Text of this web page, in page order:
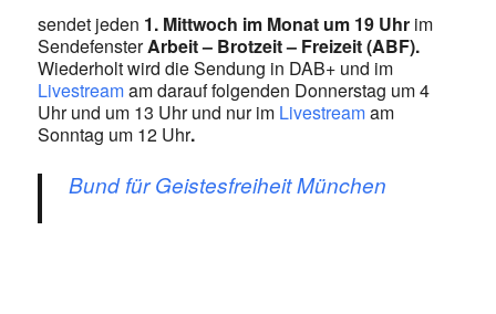
sendet jeden 1. Mittwoch im Monat um 19 Uhr im
SendefensterArbeit – Brotzeit – Freizeit (ABF).
Wiederholt wird die Sendung in DAB+ und im
Livestreamam darauf folgenden Donnerstag um 4
Uhr und um 13 Uhr und nur im Livestreamam
Sonntag um 12 Uhr.
Bund für Geistesfreiheit München